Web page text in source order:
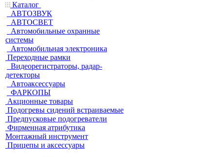
Каталог
АВТОЗВУК
АВТОСВЕТ
Автомобильные охранные
системы
Автомобильная электроника
Переходные рамки
Видеорегистраторы, радар-
детекторы
Автоаксессуары
ФАРКОПЫ
Акционные товары
Подогревы сидений встраиваемые
Предпусковые подогреватели
Фирменная атрибутика
Монтажный инструмент
Прицепы и аксессуары